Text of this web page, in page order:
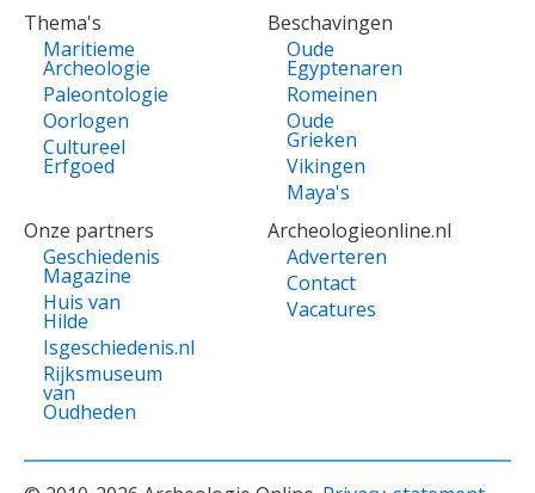
Thema's
Maritieme
Archeologie
Paleontologie
Oorlogen
Cultureel
Erfgoed
Beschavingen
Oude
Egyptenaren
Romeinen
Oude
Grieken
Vikingen
Maya's
Onze partners
Geschiedenis
Magazine
Huis van
Hilde
Isgeschiedenis.nl
Rijksmuseum
van
Oudheden
Archeologieonline.nl
Adverteren
Contact
Vacatures